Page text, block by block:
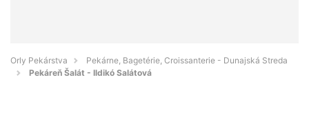
Orly Pekárstva
Pekárne, Bagetérie, Croissanterie - Dunajská Streda
Pekáreň Šalát - Ildikó Salátová